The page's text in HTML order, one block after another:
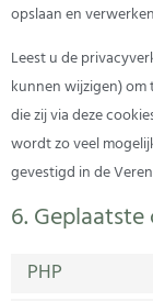
opslaan en
Leest u de
kunnen wijzigen)
die zij via deze
wordt zo veel
gevestigd in de
6.
PHP